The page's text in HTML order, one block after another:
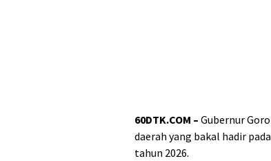
60DTK.COM – Gubernur
daerah yang bakal hadir
tahun 2026.